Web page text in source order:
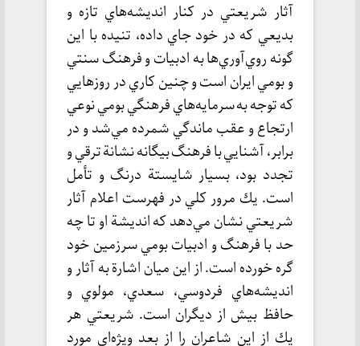
آثار شريعتي در كنار انديشه‌هاي تازه و
بديعي كه در خود جاي داده، تنيده با اين
گونه روي‌آوري‌ها به ادبيات و فرهنگ سنتي
و بومي ايران است و چنين كاري در روزهايي
كه توجه به سرمايه‌هاي فرهنگي بومي نوعي
ارتجاع و عقب ماندگي شمرده مي‌شد و در
برابر، آشنايي با فرهنگ بيگانه نشانة ترقي و
تجدد بود، بسيار شايستة درنگ و تأمل
است. يك مرور كلي در فهرست اعلام آثار
شريعتي نشان مي‌دهد كه انديشة او تا چه
حد با فرهنگ و ادبيات بومي سرزمين خود
گره خورده است. از اين ميان اشارة به آثار و
انديشه‌هاي فردوسي، سعدي، مولوي و
حافظ بيش از ديگران است. شريعتي هر
يك از اين شاعران را از بعد ويژه‌اي مورد